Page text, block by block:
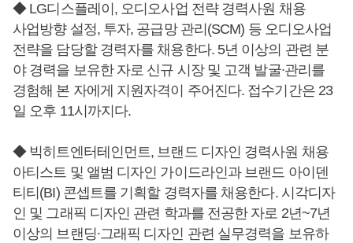
◆ LG디스플레이, 오디오사업 전략 경력사원 채용
사업방향 설정, 투자, 공급망 관리(SCM) 등 오디오사업
전략을 담당할 경력자를 채용한다. 5년 이상의 관련 분
야 경력을 보유한 자로 신규 시장 및 고객 발굴∙관리를
경험해 본 자에게 지원자격이 주어진다. 접수기간은 23
일 오후 11시까지다.
◆ 빅히트엔터테인먼트, 브랜드 디자인 경력사원 채용
아티스트 및 앨범 디자인 가이드라인과 브랜드 아이덴
티티(BI) 콘셉트를 기획할 경력자를 채용한다. 시각디자
인 및 그래픽 디자인 관련 학과를 전공한 자로 2년~7년
이상의 브랜딩∙그래픽 디자인 관련 실무경력을 보유하